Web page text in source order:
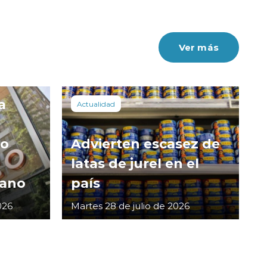
Ver más
Actualidad
Advierten escasez de
latas de jurel en el
país
Martes 28 de julio de 2026